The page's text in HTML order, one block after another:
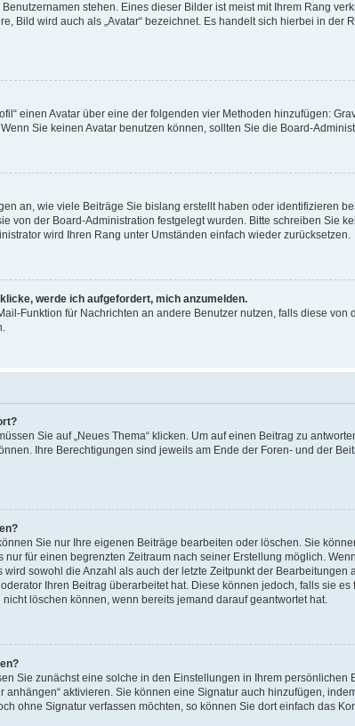
stehen. Eines dieser Bilder ist meist mit Ihrem Rang
Bild wird auch als „Avatar“ bezeichnet. Es handelt sich hierbei in
einen Avatar über eine der folgenden vier Methoden hinzufügen:
Sie keinen Avatar benutzen können, sollten Sie die Board-
an, wie viele Beiträge Sie bislang erstellt haben oder identifizieren
von der Board-Administration festgelegt wurden. Bitte schreiben Sie
wird Ihren Rang unter Umständen einfach wieder zurücksetzen.
werde ich aufgefordert, mich anzumelden.
Funktion für Nachrichten an andere Benutzer nutzen, falls diese
Sie auf „Neues Thema“ klicken. Um auf einen Beitrag zu
Ihre Berechtigungen sind jeweils am Ende der Foren- und der
Sie nur Ihre eigenen Beiträge bearbeiten oder löschen. Sie
für einen begrenzten Zeitraum nach seiner Erstellung möglich.
sowohl die Anzahl als auch der letzte Zeitpunkt der
Ihren Beitrag überarbeitet hat. Diese können jedoch, falls sie
löschen können, wenn bereits jemand darauf geantwortet hat.
Sie zunächst eine solche in den Einstellungen in Ihrem
anhängen“ aktivieren. Sie können eine Signatur auch hinzufügen,
ohne Signatur verfassen möchten, so können Sie dort einfach das